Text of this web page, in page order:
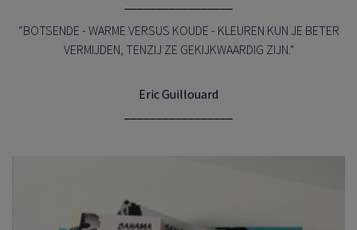
“BOTSENDE - WARME VERSUS KOUDE - KLEUREN KUN JE BETER
VERMIJDEN, TENZIJ ZE GEKIJKWAARDIG ZIJN."
Eric Guillouard